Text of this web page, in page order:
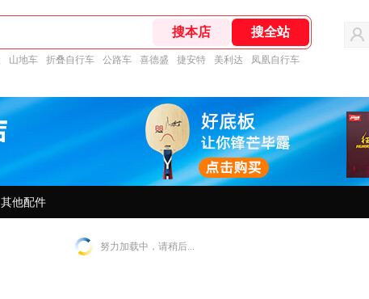
山地车 折叠自行车 公路车 喜德盛 捷安特 美利达 凤凰自行车
其他配件
努力加载中，请稍后...